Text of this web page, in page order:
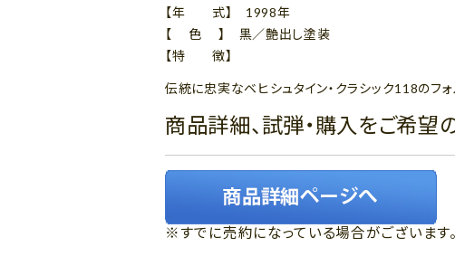
【年 式】 1998年
【 色 】 黒／艶出し塗装
【特 徴】
伝統に忠実なベヒシュタイン・クラシック118のフ
商品詳細、試弾・購入をご希
※すでに売約になっている場合がございます